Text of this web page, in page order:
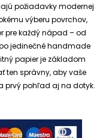
požiadavky modernej
výberu povrchov,
pre každý nápad – od
jedinečné handmade
papier je základom
ten správny, aby vaše
prvý pohľad aj na dotyk.